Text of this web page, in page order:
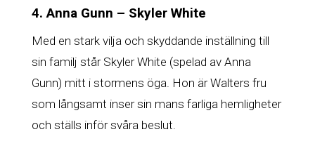
4. Anna Gunn – Skyler White
Med en stark vilja och skyddande inställning till
sin familj står Skyler White (spelad av Anna
Gunn) mitt i stormens öga. Hon är Walters fru
som långsamt inser sin mans farliga hemligheter
och ställs inför svåra beslut.